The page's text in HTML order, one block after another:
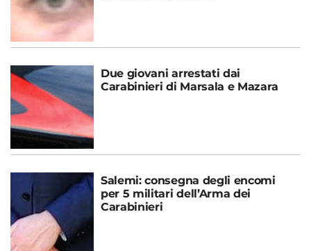
Due giovani arrestati dai
Carabinieri di Marsala e Mazara
Salemi: consegna degli encomi
per 5 militari dell’Arma dei
Carabinieri